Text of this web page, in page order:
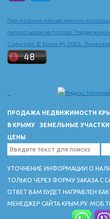
Ханский дворец 16-18 вв
3-27-53.
Успенский пещерный
В пещере Староселье -
При полном или частичном
гиперссылка на портал
Copyright © Крым.Ру 2005.
ПРОДАЖА НЕДВИЖИМОСТИ
В КРЫМУ
ЗЕМЕЛЬНЫЕ
ЦЕНЫ
УТОЧНЕНИЕ ИНФОРМАЦИИ О
ТОЛЬКО ЧЕРЕЗ ФОРМУ ЗАКАЗА С
ОТВЕТ ВАМ БУДЕТ НАПРАВЛЕН
МЕНЕДЖЕР САЙТА КРЫМ.РУ: